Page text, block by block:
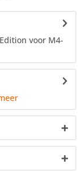
voor M4-